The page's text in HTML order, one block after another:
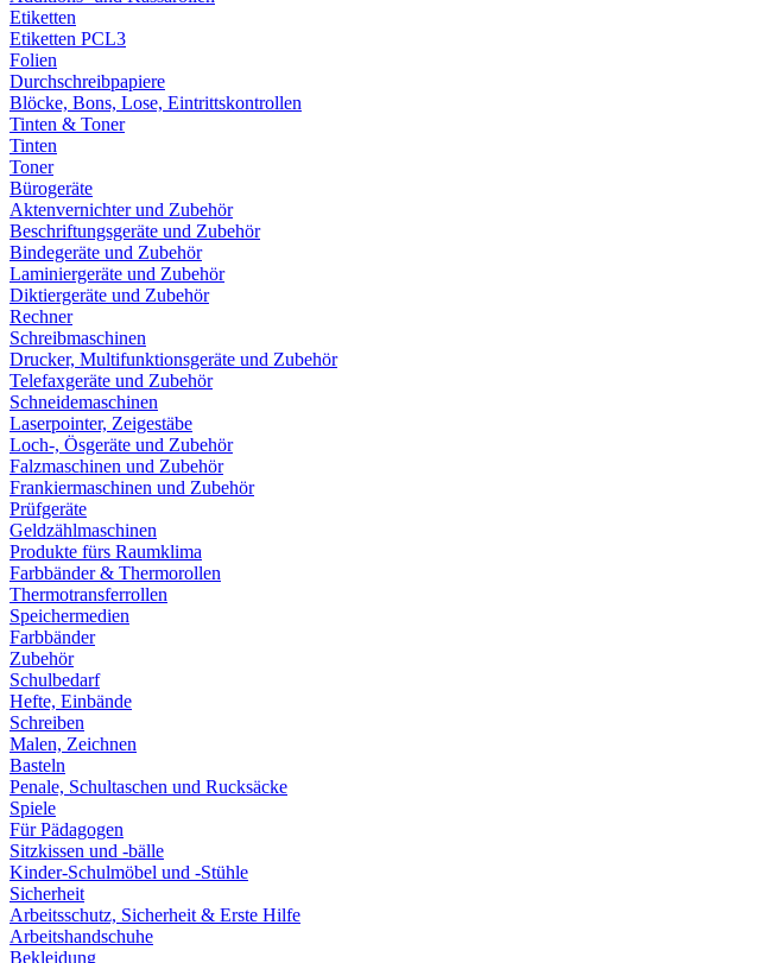
Etiketten
Etiketten PCL3
Folien
Durchschreibpapiere
Blöcke, Bons, Lose, Eintrittskontrollen
Tinten & Toner
Tinten
Toner
Bürogeräte
Aktenvernichter und Zubehör
Beschriftungsgeräte und Zubehör
Bindegeräte und Zubehör
Laminiergeräte und Zubehör
Diktiergeräte und Zubehör
Rechner
Schreibmaschinen
Drucker, Multifunktionsgeräte und Zubehör
Telefaxgeräte und Zubehör
Schneidemaschinen
Laserpointer, Zeigestäbe
Loch-, Ösgeräte und Zubehör
Falzmaschinen und Zubehör
Frankiermaschinen und Zubehör
Prüfgeräte
Geldzählmaschinen
Produkte fürs Raumklima
Farbbänder & Thermorollen
Thermotransferrollen
Speichermedien
Farbbänder
Zubehör
Schulbedarf
Hefte, Einbände
Schreiben
Malen, Zeichnen
Basteln
Penale, Schultaschen und Rucksäcke
Spiele
Für Pädagogen
Sitzkissen und -bälle
Kinder-Schulmöbel und -Stühle
Sicherheit
Arbeitsschutz, Sicherheit & Erste Hilfe
Arbeitshandschuhe
Bekleidung